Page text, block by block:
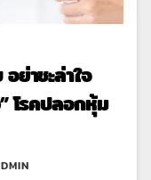
ย่าชะล่าใจ
โรคปลอกหุ้ม